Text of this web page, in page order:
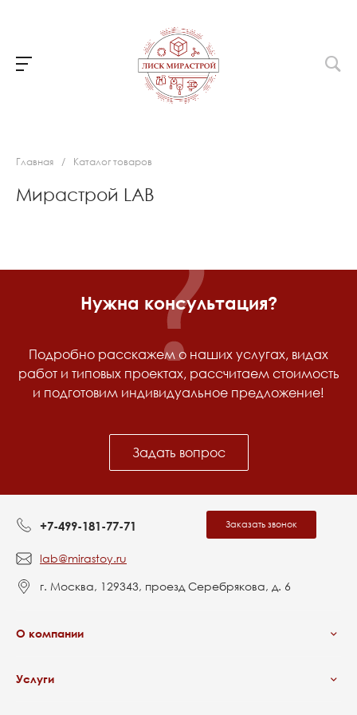
Главная / Каталог товаров
Мирастрой LAB
Нужна консультация?
Подробно расскажем о наших услугах, видах
работ и типовых проектах, рассчитаем стоимость
и подготовим индивидуальное предложение!
Задать вопрос
+7-499-181-77-71 Заказать звонок
lab@mirastoy.ru
г. Москва, 129343, проезд Серебрякова, д. 6
О компании
Услуги